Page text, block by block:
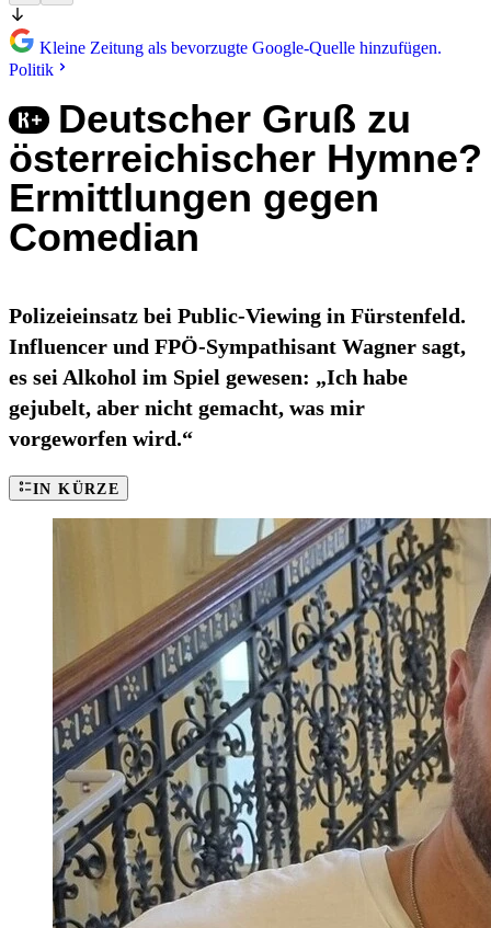
Kleine Zeitung als bevorzugte Google-Quelle hinzufügen.
Politik
Deutscher Gruß zu
österreichischer Hymne?
Ermittlungen gegen
Comedian
Polizeieinsatz bei Public-Viewing in Fürstenfeld.
Influencer und FPÖ-Sympathisant Wagner sagt,
es sei Alkohol im Spiel gewesen: „Ich habe
gejubelt, aber nicht gemacht, was mir
vorgeworfen wird.“
IN KÜRZE